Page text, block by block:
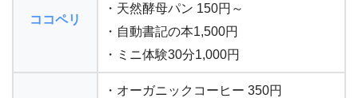
ココペリ
・天然酵母パン 150円～
・自動書記の本1,500円
・ミニ体験30分1,000円
・オーガニックコーヒー 350円